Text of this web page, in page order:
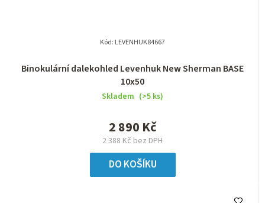
Binokulární dalekohled Levenhuk New Sherman BASE
10x50
Skladem (>5 ks)
2 388 Kč bez DPH
2 890 Kč
DO KOŠÍKU
Kód: LEVENHUK84667